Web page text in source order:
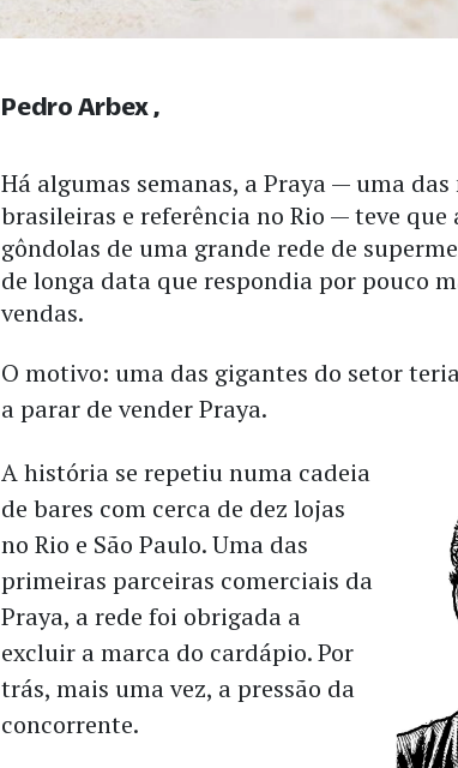
Há algumas semanas, a Praya — uma
brasileiras e referência no Rio — teve que
gôndolas de uma grande rede de
de longa data que respondia por pouco
vendas.
O motivo: uma das gigantes do setor
a parar de vender Praya.
A história se repetiu numa cadeia
de bares com cerca de dez lojas
no Rio e São Paulo. Uma das
primeiras parceiras comerciais da
Praya, a rede foi obrigada a
excluir a marca do cardápio. Por
trás, mais uma vez, a pressão da
concorrente.
Pedro Arbex